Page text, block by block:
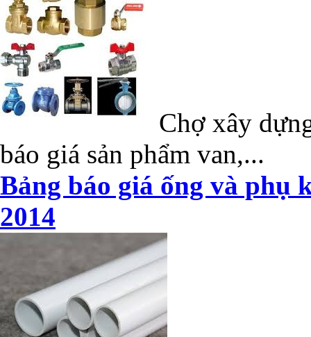
Chợ xây
báo giá sản phẩm van,...
Bảng báo giá ống và phụ
2014